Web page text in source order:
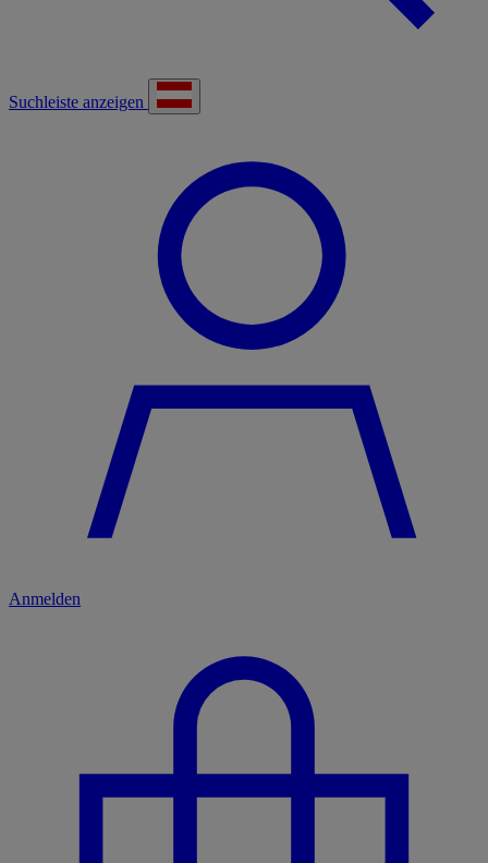
Suchleiste anzeigen
Anmelden